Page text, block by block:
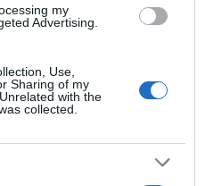
my
Advertising.
Use,
Sharing of my
with the
collected.
ΣΤΟ ΚΑΤΡΑΚΕΙΟ ΓΙΑ ΤΗ
ΣΥΝΑΥΛΙΑ ΤΟΥ
Επόμενο »